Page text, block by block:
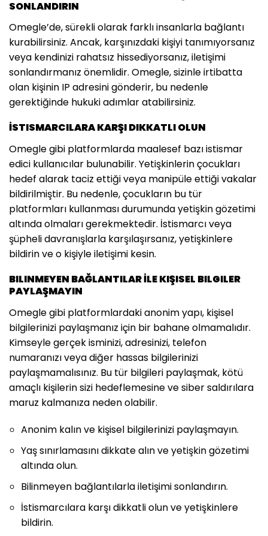
SONLANDIRIN
Omegle’de, sürekli olarak farklı insanlarla bağlantı
kurabilirsiniz. Ancak, karşınızdaki kişiyi tanımıyorsanız
veya kendinizi rahatsız hissediyorsanız, iletişimi
sonlandırmanız önemlidir. Omegle, sizinle irtibatta
olan kişinin IP adresini gönderir, bu nedenle
gerektiğinde hukuki adımlar atabilirsiniz.
İSTISMARCILARA KARŞI DIKKATLI OLUN
Omegle gibi platformlarda maalesef bazı istismar
edici kullanıcılar bulunabilir. Yetişkinlerin çocukları
hedef alarak taciz ettiği veya manipüle ettiği vakalar
bildirilmiştir. Bu nedenle, çocukların bu tür
platformları kullanması durumunda yetişkin gözetimi
altında olmaları gerekmektedir. İstismarcı veya
şüpheli davranışlarla karşılaşırsanız, yetişkinlere
bildirin ve o kişiyle iletişimi kesin.
BILINMEYEN BAĞLANTILAR İLE KIŞISEL BILGILER
PAYLAŞMAYIN
Omegle gibi platformlardaki anonim yapı, kişisel
bilgilerinizi paylaşmanız için bir bahane olmamalıdır.
Kimseyle gerçek isminizi, adresinizi, telefon
numaranızı veya diğer hassas bilgilerinizi
paylaşmamalısınız. Bu tür bilgileri paylaşmak, kötü
amaçlı kişilerin sizi hedeflemesine ve siber saldırılara
maruz kalmanıza neden olabilir.
Anonim kalın ve kişisel bilgilerinizi paylaşmayın.
Yaş sınırlamasını dikkate alın ve yetişkin gözetimi
altında olun.
Bilinmeyen bağlantılarla iletişimi sonlandırın.
İstismarcılara karşı dikkatli olun ve yetişkinlere
bildirin.